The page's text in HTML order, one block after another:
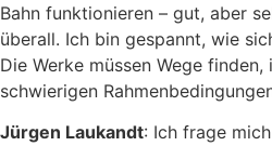
Bahn funktionieren – gut, aber
überall. Ich bin gespannt, wie
Die Werke müssen Wege
schwierigen
Jürgen Laukandt: Ich frage